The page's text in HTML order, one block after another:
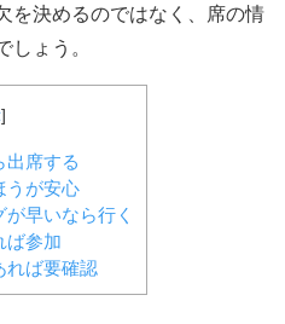
を決めるのではなく、席の情
しょう。
]
出席する
うが安心
早いなら行く
ば参加
れば要確認